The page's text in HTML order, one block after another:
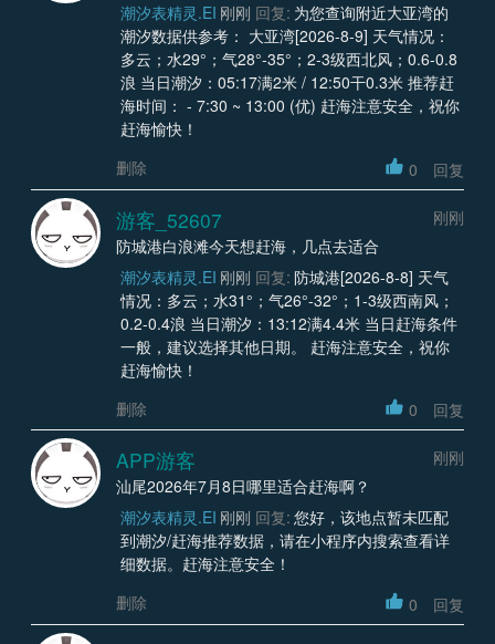
潮汐表精灵.EI 刚刚 回复: 为您查询附近大亚湾的
潮汐数据供参考： 大亚湾[2026-8-9] 天气情况：
多云；水29°；气28°-35°；2-3级西北风；0.6-0.8
浪 当日潮汐：05:17满2米 / 12:50干0.3米 推荐赶
海时间： - 7:30 ~ 13:00 (优) 赶海注意安全，祝你
赶海愉快！
删除
0 回复
游客_52607
刚刚
防城港白浪滩今天想赶海，几点去适合
潮汐表精灵.EI 刚刚 回复: 防城港[2026-8-8] 天气
情况：多云；水31°；气26°-32°；1-3级西南风；
0.2-0.4浪 当日潮汐：13:12满4.4米 当日赶海条件
一般，建议选择其他日期。 赶海注意安全，祝你
赶海愉快！
删除
0 回复
APP游客
刚刚
汕尾2026年7月8日哪里适合赶海啊？
潮汐表精灵.EI 刚刚 回复: 您好，该地点暂未匹配
到潮汐/赶海推荐数据，请在小程序内搜索查看详
细数据。赶海注意安全！
删除
0 回复